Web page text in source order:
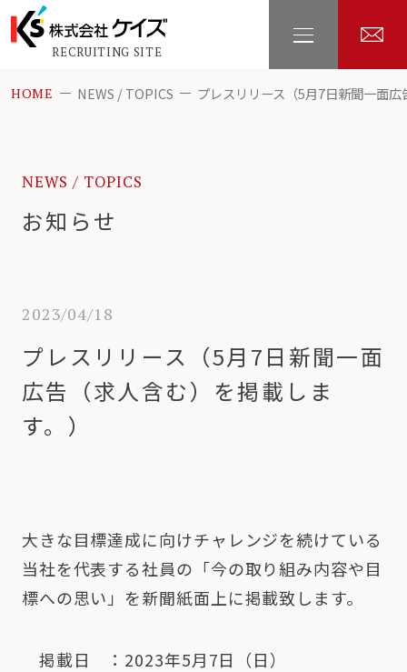
RECRUITING SITE
HOME NEWS / TOPICS プレスリリース（5月7日新聞一面
NEWS / TOPICS
お知らせ
2023/04/18
プレスリリース（5月7日新聞一面
広告（求人含む）を掲載しま
す。）
大きな目標達成に向けチャレンジを続けている
当社を代表する社員の「今の取り組み内容や目
標への思い」を新聞紙面上に掲載致します。
掲載日 ：2023年5月7日（日）